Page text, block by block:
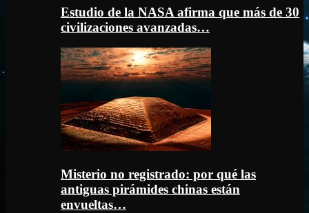
Estudio de la NASA afirma que más de 30
civilizaciones avanzadas…
Misterio no registrado: por qué las
antiguas pirámides chinas están
envueltas…